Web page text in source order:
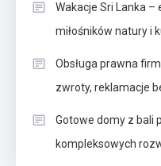
Wakacje Sri Lanka
miłośników natury i
Obsługa prawna
zwroty, reklamacje
Gotowe domy z bali
kompleksowych